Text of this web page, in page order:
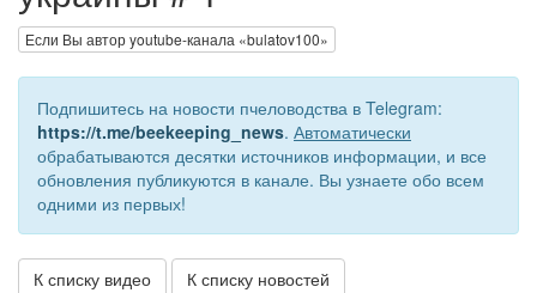
Если Вы автор youtube-канала «bulatov100»
Подпишитесь на новости пчеловодства в Telegram:
https://t.me/beekeeping_news. Автоматически
обрабатываются десятки источников информации, и все
обновления публикуются в канале. Вы узнаете обо всем
одними из первых!
К списку видео К списку новостей